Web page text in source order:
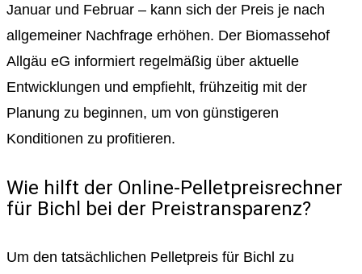
Januar und Februar – kann sich der Preis je nach
allgemeiner Nachfrage erhöhen. Der Biomassehof
Allgäu eG informiert regelmäßig über aktuelle
Entwicklungen und empfiehlt, frühzeitig mit der
Planung zu beginnen, um von günstigeren
Konditionen zu profitieren.
Wie hilft der Online-Pelletpreisrechner
für Bichl bei der Preistransparenz?
Um den tatsächlichen Pelletpreis für Bichl zu